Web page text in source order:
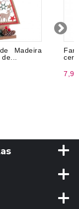
Madeira
de...